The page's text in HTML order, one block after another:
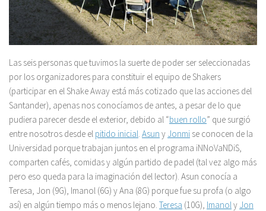
Las seis personas que tuvimos la suerte de poder ser seleccionadas
por los organizadores para constituir el equipo de Shakers
(participar en el Shake Away está más cotizado que las acciones del
Santander), apenas nos conocíamos de antes, a pesar de lo que
pudiera parecer desde el exterior, debido al “buen rollo” que surgió
entre nosotros desde el pitido inicial Asun y Jonmi se conocen de la
Universidad porque trabajan juntos en el programa iNNoVaNDiS,
comparten cafés, comidas y algún partido de padel (tal vez algo más
pero eso queda para la imaginación del lector). Asun conocía a
Teresa, Jon (9G), Imanol (6G) y Ana (8G) porque fue su profa (o algo
así) en algún tiempo más o menos lejano. Teresa (10G), Imanol y Jon